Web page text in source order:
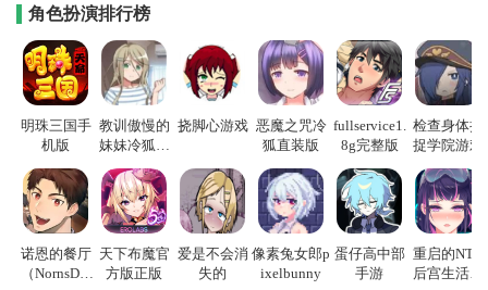
角色扮演排行榜
明珠三国手
机版
教训傲慢的
妹妹冷狐游
挠脚心游戏 恶魔之咒冷
狐直装版
fullservice1.
8g完整版
检查身体捕
捉学院游戏
诺恩的餐厅
（NornsDin
天下布魔官
方版正版
爱是不会消
失的
像素兔女郎p
ixelbunny
蛋仔高中部
手游
重启的NTR
后宫生活游